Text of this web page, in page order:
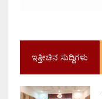
ಇತ್ತೀಚಿನ ಸುದ್ದಿಗಳು